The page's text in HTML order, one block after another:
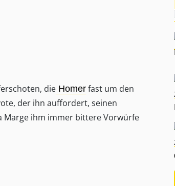
die Homer fast um den
der ihn auffordert, seinen
Marge ihm immer bittere Vorwürfe